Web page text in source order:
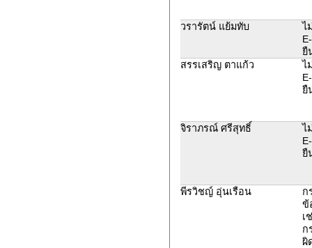
วรารัตน์ แย้มทับ
ไ
ยื
สรรเสริญ ตาแก้ว
ไ
ยื
จิราภรณ์ ศรีสุทธิ์
ไ
ยื
พีรวิชญ์ อุ่นเรือน
ก
ข้
เ
ก
ผิ